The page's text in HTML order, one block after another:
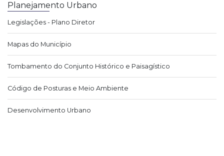
Planejamento Urbano
Legislações - Plano Diretor
Mapas do Município
Tombamento do Conjunto Histórico e Paisagístico
Código de Posturas e Meio Ambiente
Desenvolvimento Urbano